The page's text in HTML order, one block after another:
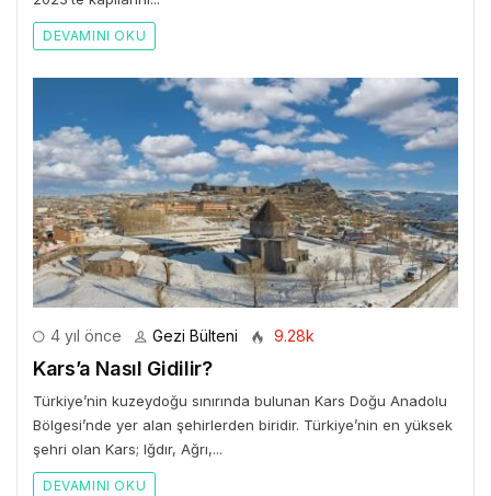
DEVAMINI OKU
4 yıl önce Gezi Bülteni 9.28k
Kars’a Nasıl Gidilir?
Türkiye’nin kuzeydoğu sınırında bulunan Kars Doğu Anadolu
Bölgesi’nde yer alan şehirlerden biridir. Türkiye’nin en yüksek
şehri olan Kars; Iğdır, Ağrı,...
DEVAMINI OKU